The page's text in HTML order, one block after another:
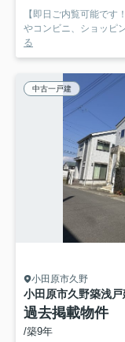
【即日ご内覧可能です
やコンビニ、ショッピ
る
中古一戸建
小田原市久野
小田原市久野築浅戸
過去掲載物件
/築9年